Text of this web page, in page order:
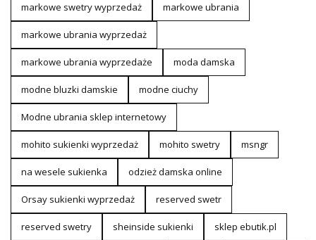
markowe swetry wyprzedaż markowe ubrania
markowe ubrania wyprzedaż
markowe ubrania wyprzedaże moda damska
modne bluzki damskie modne ciuchy
Modne ubrania sklep internetowy
mohito sukienki wyprzedaż mohito swetry msngr
na wesele sukienka odzież damska online
Orsay sukienki wyprzedaż reserved swetr
reserved swetry sheinside sukienki sklep ebutik.pl